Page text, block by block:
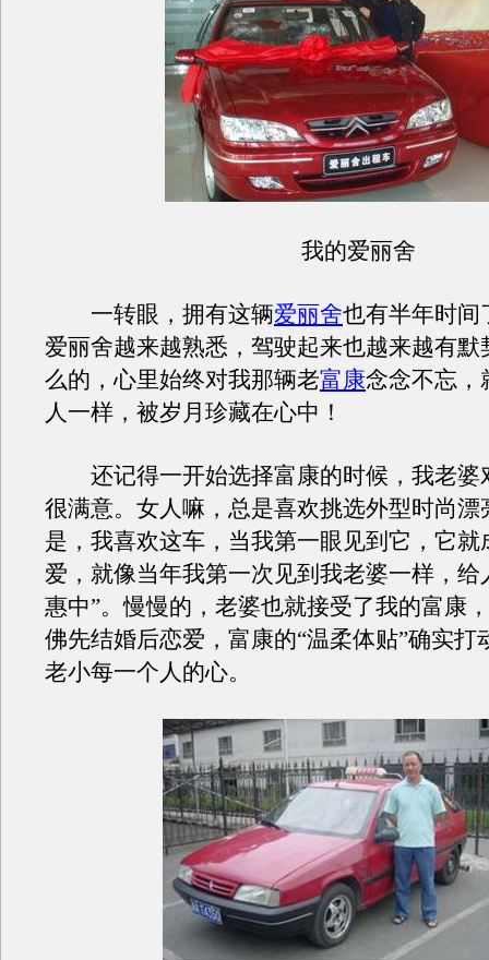
我的爱丽舍
一转眼，拥有这辆爱丽舍也有半年时间
爱丽舍越来越熟悉，驾驶起来也越来越有默
么的，心里始终对我那辆老富康念念不忘，
人一样，被岁月珍藏在心中！
还记得一开始选择富康的时候，我老婆
很满意。女人嘛，总是喜欢挑选外型时尚漂
是，我喜欢这车，当我第一眼见到它，它就
爱，就像当年我第一次见到我老婆一样，给
惠中”。慢慢的，老婆也就接受了我的富康
佛先结婚后恋爱，富康的“温柔体贴”确实打
老小每一个人的心。